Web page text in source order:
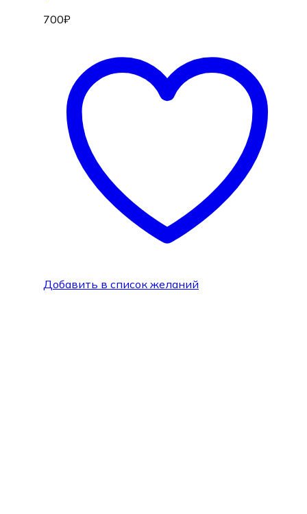
700₽
Добавить в список желаний